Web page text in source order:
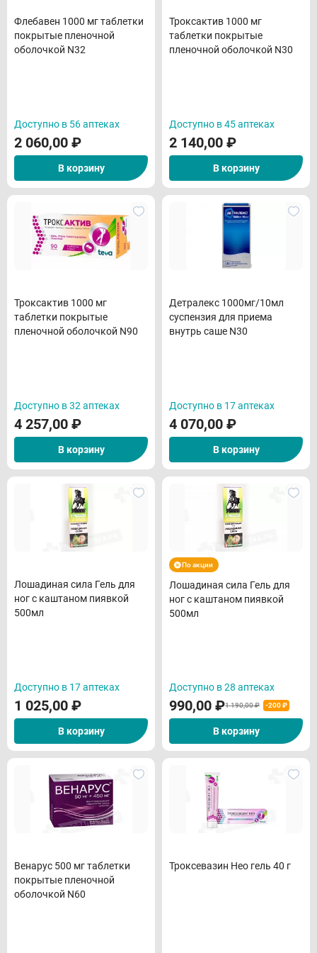
Флебавен 1000 мг таблетки
покрытые пленочной
оболочкой N32
Доступно в 56 аптеках
2 060,00 ₽
В корзину
Троксактив 1000 мг
таблетки покрытые
пленочной оболочкой N30
Доступно в 45 аптеках
2 140,00 ₽
В корзину
Троксактив 1000 мг
таблетки покрытые
пленочной оболочкой N90
Доступно в 32 аптеках
4 257,00 ₽
В корзину
Детралекс 1000мг/10мл
суспензия для приема
внутрь саше N30
Доступно в 17 аптеках
4 070,00 ₽
В корзину
Лошадиная сила Гель для
ног с каштаном пиявкой
500мл
Доступно в 17 аптеках
1 025,00 ₽
В корзину
По акции
Лошадиная сила Гель для
ног с каштаном пиявкой
500мл
Доступно в 28 аптеках
1 190,00 ₽
990,00 ₽ -200 ₽
В корзину
Венарус 500 мг таблетки
покрытые пленочной
оболочкой N60
Троксевазин Нео гель 40 г